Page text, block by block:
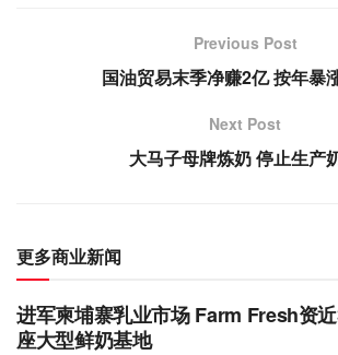
Previous Post
国油贸易末季净赚2亿 按年暴
Next Post
大马子母牌炼奶 停止生产
更多商业新闻
进军柬埔寨乳业市场 Farm Fresh资
座大型鲜奶基地